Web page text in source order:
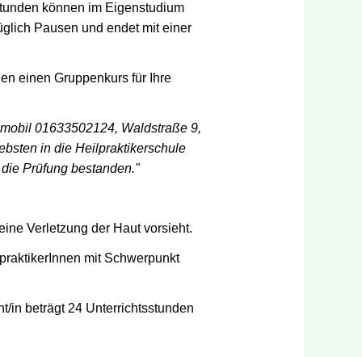
können im Eigenstudium
Pausen und endet mit einer
einen Gruppenkurs für Ihre
01633502124, Waldstraße 9,
in die Heilpraktikerschule
Prüfung bestanden."
Verletzung der Haut vorsieht.
mit Schwerpunkt
in beträgt 24 Unterrichtsstunden